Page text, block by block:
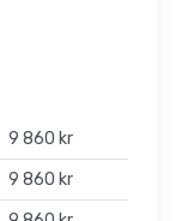
9 860 kr
9 860 kr